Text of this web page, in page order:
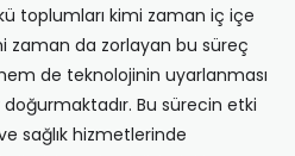
toplumları kimi zaman iç içe
zaman da zorlayan bu süreç
de teknolojinin uyarlanması
Bu sürecin etki
sağlık hizmetlerinde